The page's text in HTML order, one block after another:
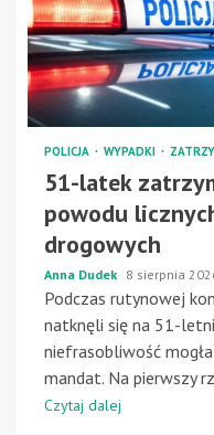
POLICJA WYPADKI
51-latek
powodu
drogowych
Anna Dudek 8 sierpnia
Podczas rutynowej
natknęli się na 51-
niefrasobliwość
mandat. Na pierwszy
Czytaj dalej